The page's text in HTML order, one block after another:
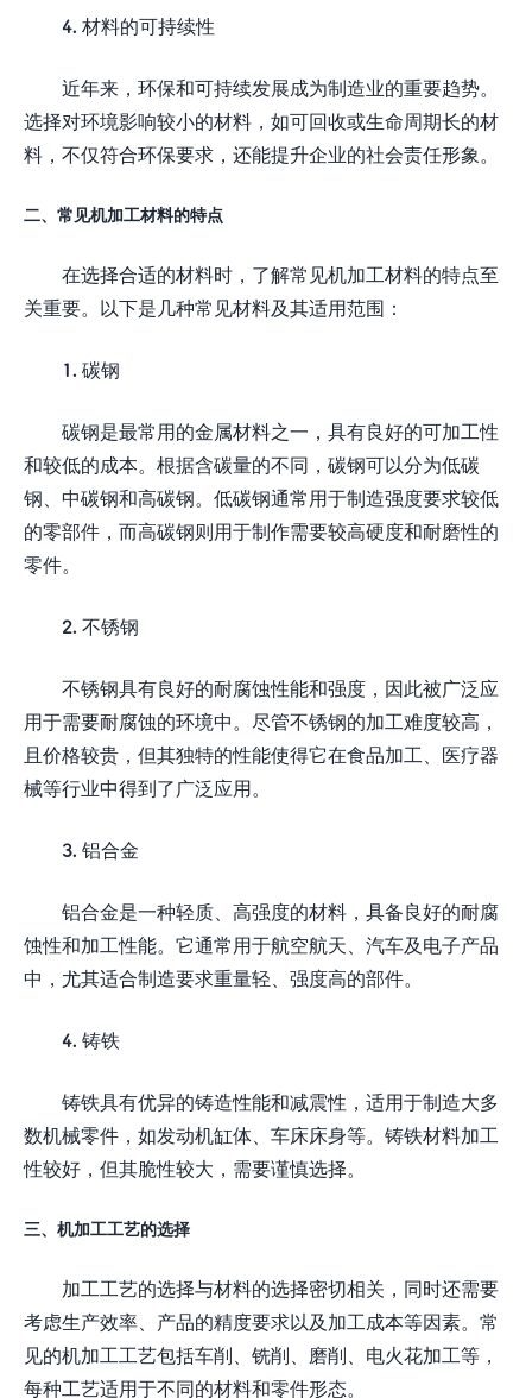
4. 材料的可持续性
近年来，环保和可持续发展成为制造业的重要趋势。
选择对环境影响较小的材料，如可回收或生命周期长的材
料，不仅符合环保要求，还能提升企业的社会责任形象。
二、常见机加工材料的特点
在选择合适的材料时，了解常见机加工材料的特点至
关重要。以下是几种常见材料及其适用范围：
1. 碳钢
碳钢是最常用的金属材料之一，具有良好的可加工性
和较低的成本。根据含碳量的不同，碳钢可以分为低碳
钢、中碳钢和高碳钢。低碳钢通常用于制造强度要求较低
的零部件，而高碳钢则用于制作需要较高硬度和耐磨性的
零件。
2. 不锈钢
不锈钢具有良好的耐腐蚀性能和强度，因此被广泛应
用于需要耐腐蚀的环境中。尽管不锈钢的加工难度较高，
且价格较贵，但其独特的性能使得它在食品加工、医疗器
械等行业中得到了广泛应用。
3. 铝合金
铝合金是一种轻质、高强度的材料，具备良好的耐腐
蚀性和加工性能。它通常用于航空航天、汽车及电子产品
中，尤其适合制造要求重量轻、强度高的部件。
4. 铸铁
铸铁具有优异的铸造性能和减震性，适用于制造大多
数机械零件，如发动机缸体、车床床身等。铸铁材料加工
性较好，但其脆性较大，需要谨慎选择。
三、机加工工艺的选择
加工工艺的选择与材料的选择密切相关，同时还需要
考虑生产效率、产品的精度要求以及加工成本等因素。常
见的机加工工艺包括车削、铣削、磨削、电火花加工等，
每种工艺适用于不同的材料和零件形态。